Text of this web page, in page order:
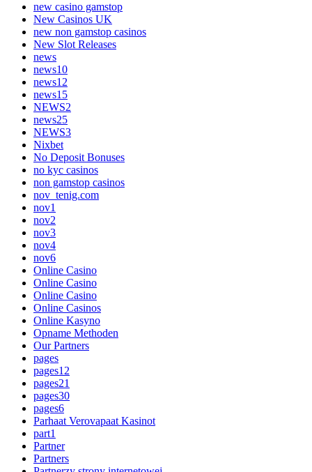
new casino gamstop
New Casinos UK
new non gamstop casinos
New Slot Releases
news
news10
news12
news15
NEWS2
news25
NEWS3
Nixbet
No Deposit Bonuses
no kyc casinos
non gamstop casinos
nov_tenig.com
nov1
nov2
nov3
nov4
nov6
Online Casino
Online Casino
Online Casino
Online Casinos
Online Kasyno
Opname Methoden
Our Partners
pages
pages12
pages21
pages30
pages6
Parhaat Verovapaat Kasinot
part1
Partner
Partners